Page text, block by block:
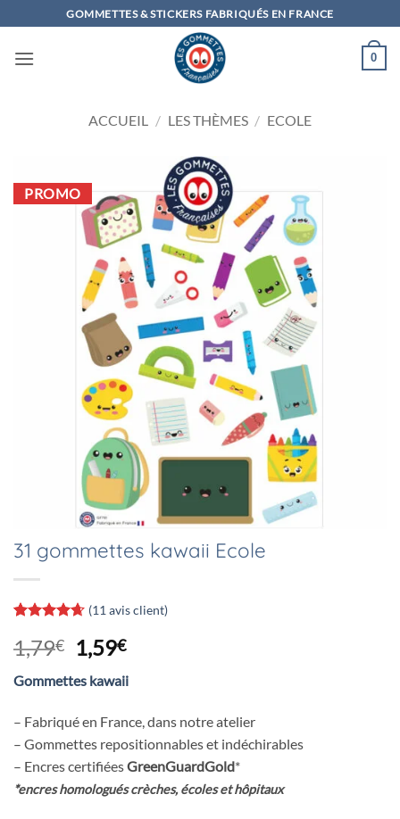
au
contenu
GOMMETTES & STICKERS FABRIQUÉS EN FRANCE
0
ACCUEIL / LES THÈMES / ECOLE
PROMO
31 gommettes kawaii Ecole
sur 5 basé
sur
notations
client
(11 avis client)
1,79€
Le
prix
initial
était :
1,79€.
1,59€Le
actuel
est :
1,59€.
Gommettes kawaii
– Fabriqué en France, dans notre atelier
– Gommettes repositionnables et indéchirables
– Encres certifiéesGreenGuardGold*
*encres homologués crèches, écoles et hôpitaux